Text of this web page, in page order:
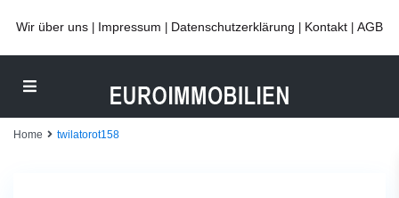
Wir über uns Impressum Datenschutzerklärung Kontakt AGB
Home twilatorot158